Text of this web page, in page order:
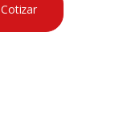
Cotizar